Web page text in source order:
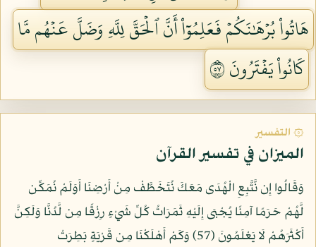
هَاتُواْ بُرۡهَٰنَكُمۡ فَعَلِمُوٓاْ أَنَّ ٱلۡحَقَّ لِلَّهِ وَضَلَّ عَنۡهُم مَّا
كَانُواْ يَفۡتَرُونَ ٧٥
۞ التفسير
الميزان في تفسير القرآن
وَقَالُوا إِن نَّتَّبِعِ الْهُدَى مَعَكَ نُتَخَطَّفْ مِنْ أَرْضِنَا أَوَلَمْ نُمَكِّن
لَّهُمْ حَرَمًا آمِنًا يُجْبَى إِلَيْهِ ثَمَرَاتُ كُلِّ شَيْءٍ رِزْقًا مِن لَّدُنَّا وَلَكِنَّ
أَكْثَرَهُمْ لَا يَعْلَمُونَ (57) وَكَمْ أَهْلَكْنَا مِن قَرْيَةٍ بَطِرَتْ